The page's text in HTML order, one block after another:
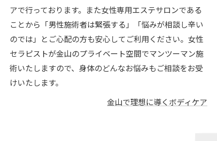
アで行っております。また女性専用エステサロンである
ことから「男性施術者は緊張する」「悩みが相談し辛い
のでは」とご心配の方も安心してご利用ください。女性
セラピストが金山のプライベート空間でマンツーマン施
術いたしますので、身体のどんなお悩みもご相談をお受
けいたします。
金山で理想に導くボディケア